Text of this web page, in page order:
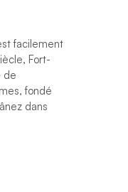
facilement
Fort-
de
fondé
dans